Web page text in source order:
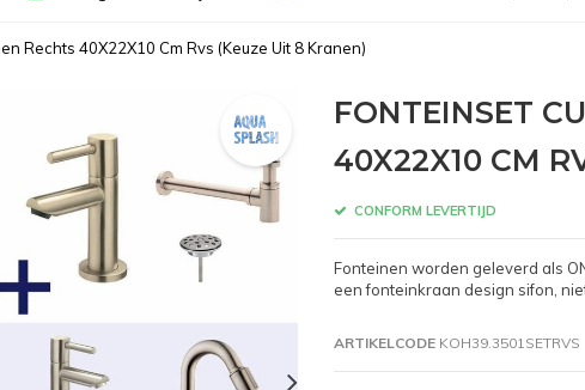
Rechts 40X22X10 Cm Rvs (Keuze Uit 8 Kranen)
FONTEINSET
40X22X10 CM
CONFORM LEVERTIJD
Fonteinen worden geleverd als
een fonteinkraan design sifon,
ARTIKELCODEKOH39.3501SETRVS